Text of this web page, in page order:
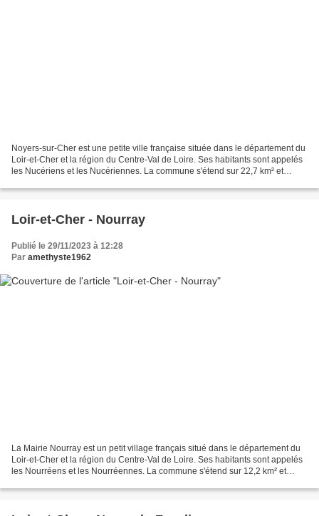
Noyers-sur-Cher est une petite ville française située dans le département du
Loir-et-Cher et la région du Centre-Val de Loire. Ses habitants sont appelés
les Nucériens et les Nucériennes. La commune s'étend sur 22,7 km² et
Loir-et-Cher - Nourray
Publié le 29/11/2023 à 12:28
Par amethyste1962
La Mairie Nourray est un petit village français situé dans le département du
Loir-et-Cher et la région du Centre-Val de Loire. Ses habitants sont appelés
les Nourréens et les Nourréennes. La commune s'étend sur 12,2 km² et